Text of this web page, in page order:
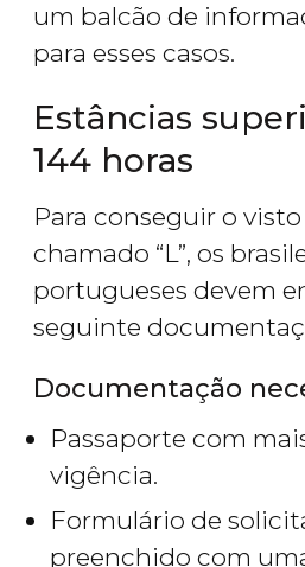
um balcão de
para esses casos.
Estâncias
144 horas
Para conseguir o
chamado “L”, os
portugueses devem
seguinte
Documentação
Passaporte com
vigência.
Formulário de
preenchido com